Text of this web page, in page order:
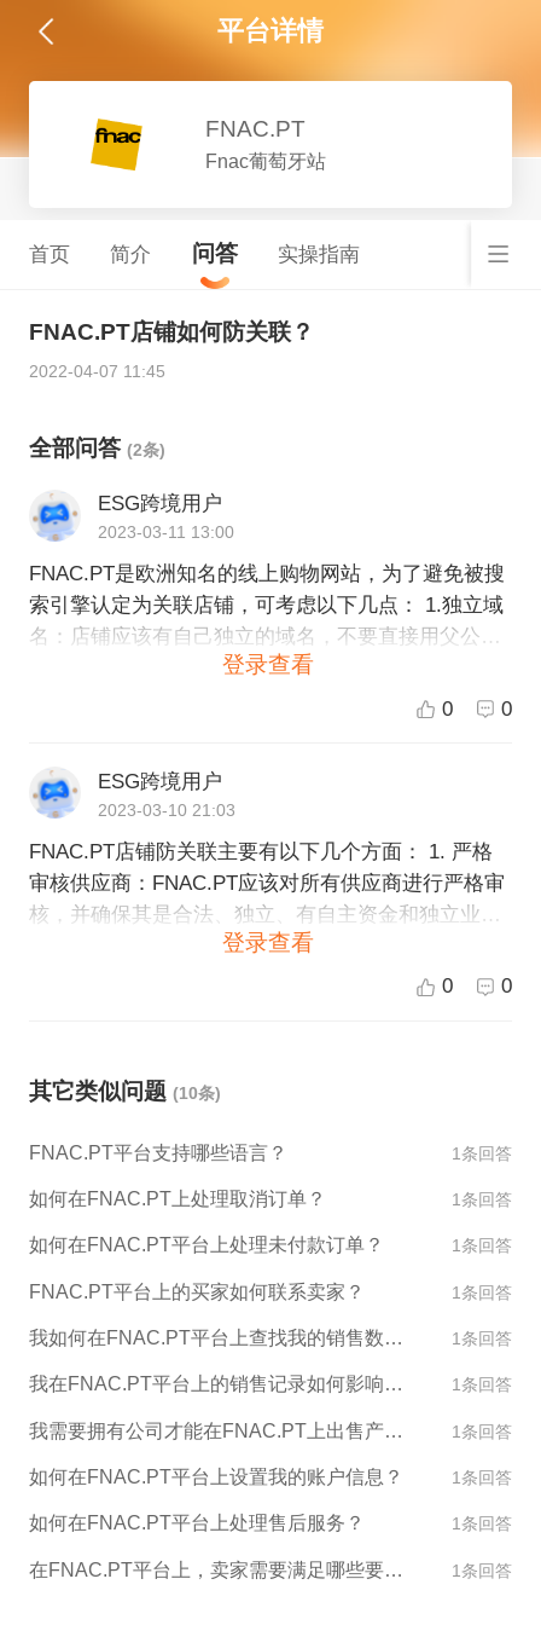
平台详情
FNAC.PT
Fnac葡萄牙站
首页 简介 问答 实操指南
FNAC.PT店铺如何防关联？
2022-04-07 11:45
全部问答 (2条)
ESG跨境用户
2023-03-11 13:00
FNAC.PT是欧洲知名的线上购物网站，为了避免被搜
索引擎认定为关联店铺，可考虑以下几点： 1.独立域
名：店铺应该有自己独立的域名，不要直接用父公司
立的服务器上，不要与父公司或其他店铺共用服务
公司的品牌或名称。 4.独立营销：店铺应该有独立的
营销策略和渠道，不要过多依赖父公司的宣传和广
告。 以上是一些方法和建议，但并不能完全避免店铺
被搜索引擎认定为关联店铺。建议店铺加强对SEO的
理解和实践，提高网站质量和用户体验，以此避免被
搜索引擎识别为关联店铺。
登录查看
0 0
ESG跨境用户
2023-03-10 21:03
FNAC.PT店铺防关联主要有以下几个方面： 1. 严格
审核供应商：FNAC.PT应该对所有供应商进行严格审
核，并确保其是合法、独立、有自主资金和独立业务
建立自己独立的供应链，通过自己的采购渠道进行商
4. 建立审核机制：FNAC.PT可以建立审核机制，对所
易的产生。 5. 外部监督机构：FNAC.PT可以聘请第
三方监督机构对店铺的运营和交易情况进行监督和审
登录查看
0 0
其它类似问题 (10条)
FNAC.PT平台支持哪些语言？ 1条回答
如何在FNAC.PT上处理取消订单？ 1条回答
如何在FNAC.PT平台上处理未付款订单？ 1条回答
FNAC.PT平台上的买家如何联系卖家？ 1条回答
我如何在FNAC.PT平台上查找我的销售数据和报告？ 1条回答
我在FNAC.PT平台上的销售记录如何影响我的账户评级？ 1条回答
我需要拥有公司才能在FNAC.PT上出售产品吗？ 1条回答
如何在FNAC.PT平台上设置我的账户信息？ 1条回答
如何在FNAC.PT平台上处理售后服务？ 1条回答
在FNAC.PT平台上，卖家需要满足哪些要求才能销售产品？ 1条回答